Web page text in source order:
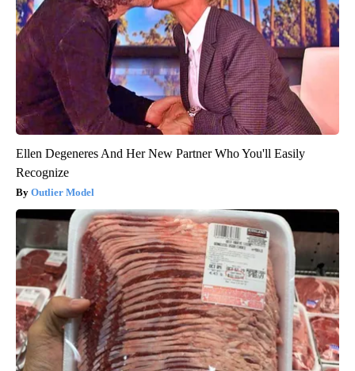
Ellen Degeneres And Her New Partner Who You'll Easily
Recognize
Outlier Model